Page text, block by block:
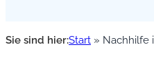
Sie sind hier:Start » Nachhilfe